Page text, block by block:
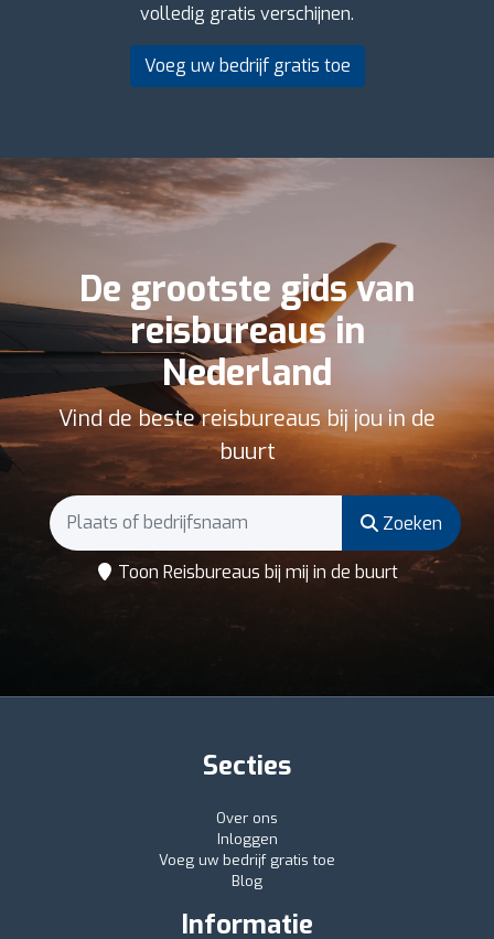
volledig gratis verschijnen.
Voeg uw bedrijf gratis toe
De grootste gids van
reisbureaus in
Nederland
Vind de beste reisbureaus bij jou in de
buurt
Zoeken
Toon Reisbureaus bij mij in de buurt
Secties
Over ons
Inloggen
Voeg uw bedrijf gratis toe
Blog
Informatie